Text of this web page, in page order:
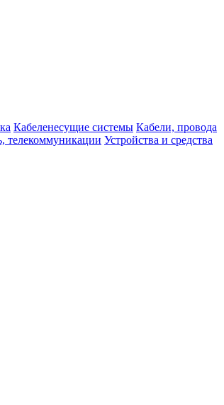
Кабеленесущие системы Кабели, провода
телекоммуникации Устройства и средства